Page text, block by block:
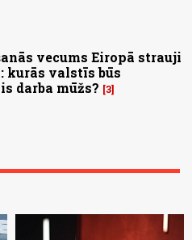
vecums Eiropā strauji
kurās valstīs būs
darba mūžs? 3